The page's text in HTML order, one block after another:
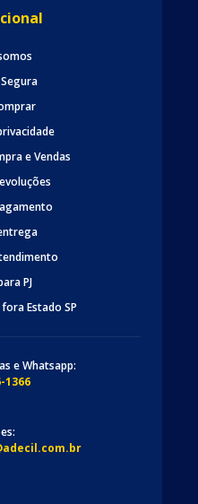
e Vendas
PJ
Estado SP
e Whatsapp:
1366